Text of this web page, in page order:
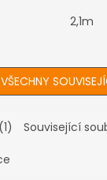
2,1m
Související